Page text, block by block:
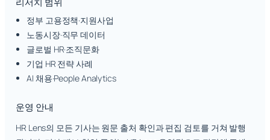
정부 고용정책·지원사업
노동시장·직무 데이터
글로벌 HR·조직문화
기업 HR 전략 사례
AI 채용·People Analytics
운영 안내
HR Lens의 모든 기사는 원문 출처 확인과 편집 검토를 거쳐 발행